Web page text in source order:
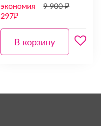
экономия
297₽
9 900 ₽
В корзину